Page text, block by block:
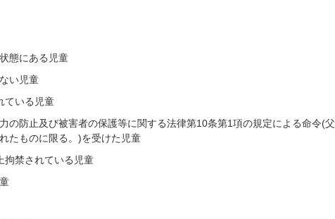
態にある児童
い児童
ている児童
の防止及び被害者の保護等に関する法律第10条第1項の規定による命令(父
たものに限る。)を受けた児童
拘禁されている児童